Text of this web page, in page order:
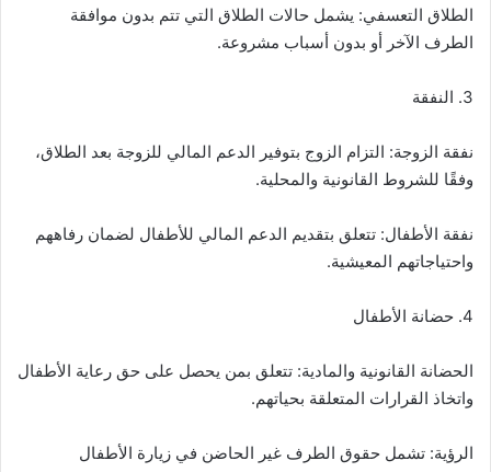
الطلاق التعسفي: يشمل حالات الطلاق التي تتم بدون موافقة
الطرف الآخر أو بدون أسباب مشروعة.
3. النفقة
نفقة الزوجة: التزام الزوج بتوفير الدعم المالي للزوجة بعد الطلاق،
وفقًا للشروط القانونية والمحلية.
نفقة الأطفال: تتعلق بتقديم الدعم المالي للأطفال لضمان رفاههم
واحتياجاتهم المعيشية.
4. حضانة الأطفال
الحضانة القانونية والمادية: تتعلق بمن يحصل على حق رعاية الأطفال
واتخاذ القرارات المتعلقة بحياتهم.
الرؤية: تشمل حقوق الطرف غير الحاضن في زيارة الأطفال